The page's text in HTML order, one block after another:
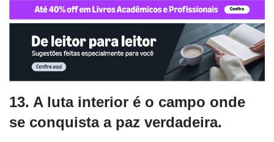
13. A luta interior é o campo onde
se conquista a paz verdadeira.